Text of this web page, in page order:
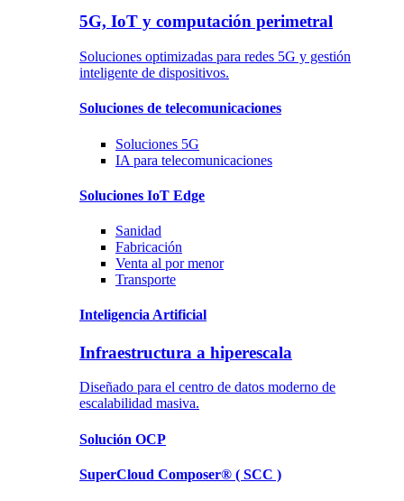
5G, IoT y computación perimetral
Soluciones optimizadas para redes 5G y gestión
inteligente de dispositivos.
Soluciones de telecomunicaciones
Soluciones 5G
IA para telecomunicaciones
Soluciones IoT Edge
Sanidad
Fabricación
Venta al por menor
Transporte
Inteligencia Artificial
Infraestructura a hiperescala
Diseñado para el centro de datos moderno de
escalabilidad masiva.
Solución OCP
SuperCloud Composer® ( SCC )